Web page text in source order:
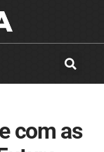
com as